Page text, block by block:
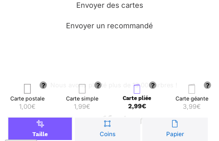
Carte postale
1,00€
Carte simple
1,99€
Carte pliée
2,99€
Carte géante
3,99€
Taille Coins Papier
Envoyer des cartes
Envoyer un recommandé
🌳 Nous avons planté plus de 13.000 arbres !
© Merci Facteur